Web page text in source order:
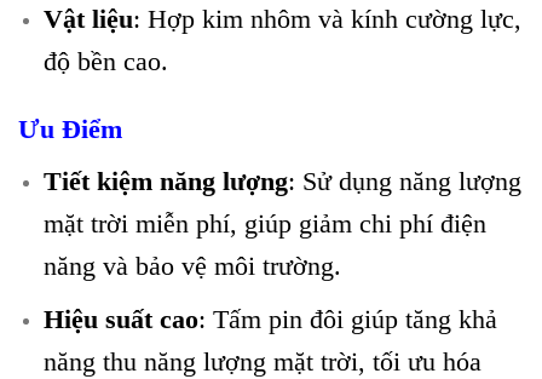
Vật liệu: Hợp kim nhôm và kính cường lực,
độ bền cao.
Ưu Điểm
Tiết kiệm năng lượng: Sử dụng năng lượng
mặt trời miễn phí, giúp giảm chi phí điện
năng và bảo vệ môi trường.
Hiệu suất cao: Tấm pin đôi giúp tăng khả
năng thu năng lượng mặt trời, tối ưu hóa